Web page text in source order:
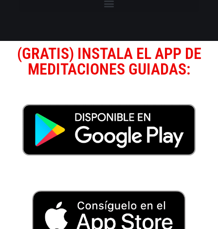
(GRATIS) INSTALA EL APP DE
MEDITACIONES GUIADAS: